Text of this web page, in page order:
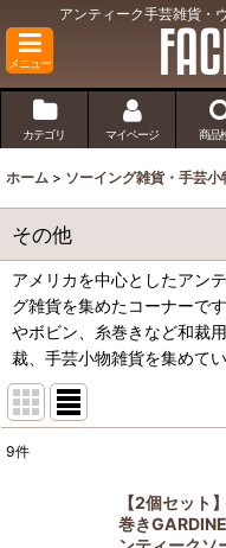
アンティーク手芸雑貨・
メニュー
カテゴリ マイページ 商品
ホーム > ソーイング雑貨・手芸小
その他
アメリカを中心としたアン
グ雑貨を集めたコーナーで
やボビン、糸巻きなど和裁
裁、手芸小物雑貨を集めてい
9件
【2個セット
巻き